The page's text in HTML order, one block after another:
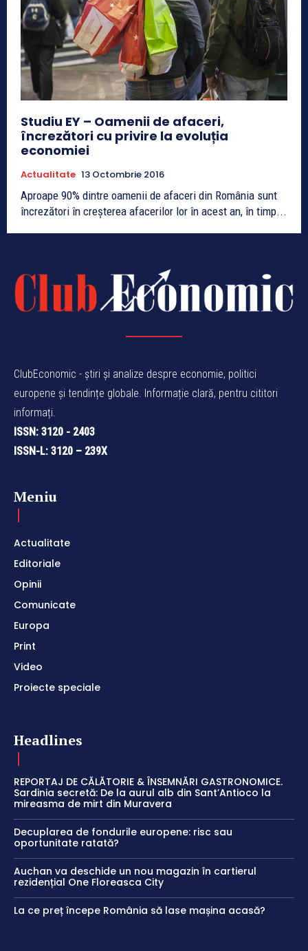
Studiu EY – Oamenii de afaceri,
încrezători cu privire la evoluția
economiei
Actualitate 13 Octombrie 2016
Aproape 90% dintre oamenii de afaceri din România sunt
încrezători în creșterea afacerilor lor în acest an, în timp...
ClubEconomic - știri și analize despre economie, politici
europene și tendințe globale. Informație clară, pentru cititori
informați.
ISSN: 3120 - 2403
ISSN-L: 3120 – 239X
Meniu
Actualitate
Editoriale
Opinii
Comunicate
Europa
Print
Video
Proiecte speciale
Headlines
REPORTAJ DE CĂLĂTORIE & ÎNSEMNĂRI GASTRONOMICE.
Sardinia secretă: De la aurul alb din Sant’Antioco la
mireasma de mirt din Muravera
Decuplarea de fondurile europene: risc sau
oportunitate ratată?
Auchan va deschide un nou magazin în cartierul
rezidențial One Floreasca City
La ce preț începe România să lase mașina acasă?